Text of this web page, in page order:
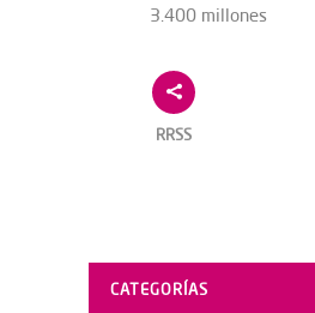
3.400 millones
RRSS
CATEGORÍAS